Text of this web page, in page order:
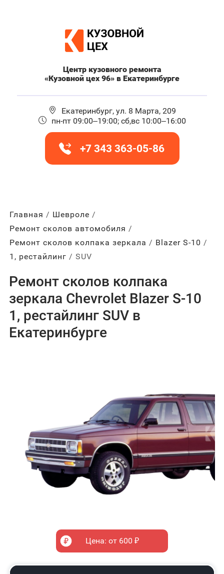
Центр кузовного ремонта
«Кузовной цех 96» в Екатеринбурге
Екатеринбург, ул. 8 Марта, 209
пн-пт 09:00–19:00; сб,вс 10:00–16:00
+7 343 363-05-86
Главная
Шевроле
Ремонт сколов автомобиля
Ремонт сколов колпака зеркала
Blazer S-10
1, рестайлинг
SUV
Ремонт сколов колпака
зеркала Chevrolet Blazer S-10
1, рестайлинг SUV в
Екатеринбурге
Цена: от 600 ₽